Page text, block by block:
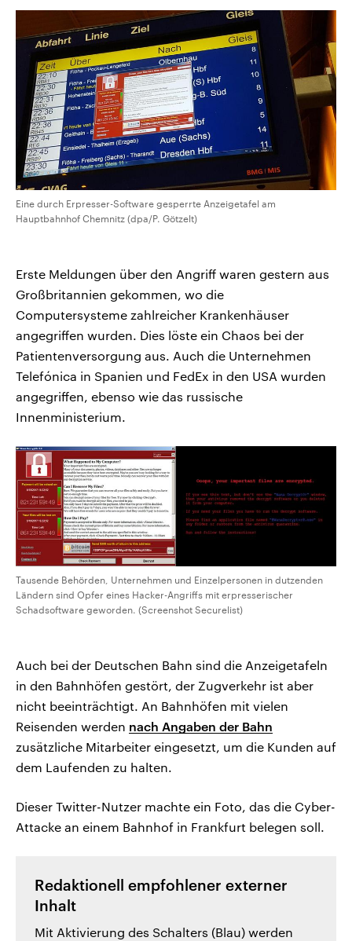
Eine durch Erpresser-Software gesperrte Anzeigetafel am
Hauptbahnhof Chemnitz (dpa/P. Götzelt)
Erste Meldungen über den Angriff waren gestern aus
Großbritannien gekommen, wo die
Computersysteme zahlreicher Krankenhäuser
angegriffen wurden. Dies löste ein Chaos bei der
Patientenversorgung aus. Auch die Unternehmen
Telefónica in Spanien und FedEx in den USA wurden
angegriffen, ebenso wie das russische
Innenministerium.
Tausende Behörden, Unternehmen und Einzelpersonen in dutzenden
Ländern sind Opfer eines Hacker-Angriffs mit erpresserischer
Schadsoftware geworden. (Screenshot Securelist)
Auch bei der Deutschen Bahn sind die Anzeigetafeln
in den Bahnhöfen gestört, der Zugverkehr ist aber
nicht beeinträchtigt. An Bahnhöfen mit vielen
Reisenden werden nach Angaben der Bahn
zusätzliche Mitarbeiter eingesetzt, um die Kunden auf
dem Laufenden zu halten.
Dieser Twitter-Nutzer machte ein Foto, das die Cyber-
Attacke an einem Bahnhof in Frankfurt belegen soll.
Redaktionell empfohlener externer
Inhalt
Mit Aktivierung des Schalters (Blau) werden